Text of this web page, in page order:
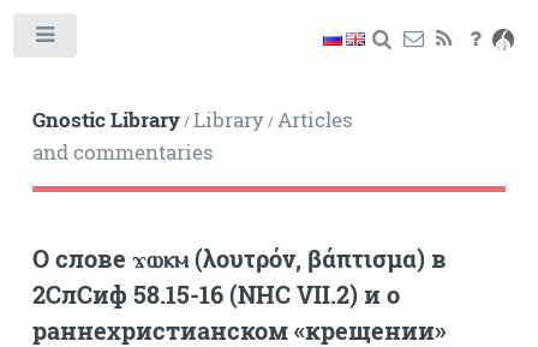
Gnostic Library/Library/Articles
and commentaries
О слове ϫⲱⲕⲙ (λουτρόν, βάπτισμα) в
2СлСиф 58.15-16 (NHC VII.2) и о
раннехристианском «крещении»